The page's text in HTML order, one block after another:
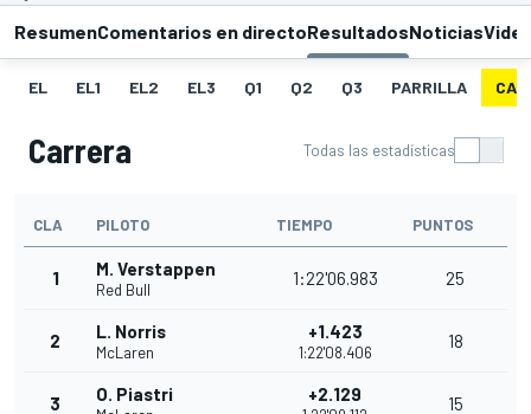
ResumenComentarios en directoResultadosNoticias
EL EL1 EL2 EL3 Q1 Q2 Q3 PARRILLA
Carrera Todas las estadísticas
CLA PILOTO TIEMPO PUNTOS
1 M. Verstappen
Red Bull
1:22'06.983 25
2 L. Norris
McLaren
+1.423
1:22'08.406
18
3 O. Piastri +2.129 15